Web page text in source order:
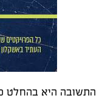
התשובה היא בהחלט